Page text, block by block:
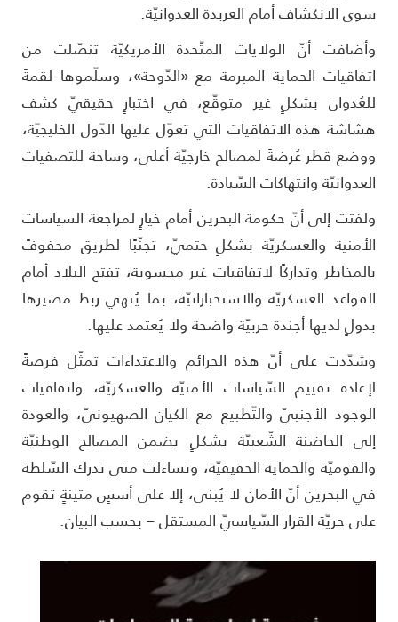
الانكشاف أمام العربدة العدوانيّة.
أنّ الولايات المتّحدة الأمريكيّة تنصّلت من
الحماية المبرمة مع «الدّوحة»، وسلّموها لقمةً
بشكلٍ غير متوقّع، في اختبارٍ حقيقيّ كشف
هذه الاتفاقيات التي تعوّل عليها الدّول الخليجيّة،
قطر عُرضةً لمصالح خارجيّة أعلى، وساحة للتصفيات
وانتهاكات السّيادة.
إلى أنّ حكومة البحرين أمام خيارٍ لمراجعة السياسات
والعسكريّة بشكلٍ حتميّ، تجنّبًا لطريق محفوفً
وتداركًا لاتفاقيات غير محسوبة، تفتح البلاد أمام
العسكريّة والاستخباراتيّة، بما يُنهي ربط مصيرها
لديها أجندة حربيّة واضحة ولا يُعتمد عليها.
على أنّ هذه الجرائم والاعتداءات تمثّل فرصةً
تقييم السّياسات الأمنيّة والعسكريّة، واتفاقيات
الأجنبيّ والتّطبيع مع الكيان الصهيونيّ، والعودة
الحاضنة الشّعبيّة بشكلٍ يضمن المصالح الوطنيّة
والحماية الحقيقيّة، وتساءلت متى تدرك السّلطة
البحرين أنّ الأمان لا يُبنى، إلا على أسسٍ متينةٍ تقوم
حريّة القرار السّياسيّ المستقل – بحسب البيان.